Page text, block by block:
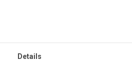
Details